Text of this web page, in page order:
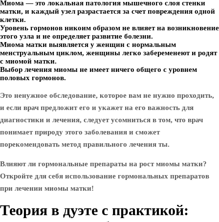
Миома — это локальная патология мышечного слоя стенки
матки, и каждый узел разрастается за счет повреждения одной
клетки.
Уровень гормонов никоим образом не влияет на возникновение
этого узла и не определяет развитие болезни.
Миома матки выявляется у женщин с нормальным
менструальным циклом, женщины легко забеременеют и родят
с миомой матки.
Выбор лечения миомы не имеет ничего общего с уровнем
половых гормонов.
Это ненужное обследование, которое вам не нужно проходить,
и если врач предложит его и укажет на его важность для
диагностики и лечения, следует усомниться в том, что врач
понимает природу этого заболевания и сможет
порекомендовать метод правильного лечения ты.
Влияют ли гормональные препараты на рост миомы матки?
Откройте для себя использование гормональных препаратов
при лечении миомы матки!
Теория в дуэте с практикой: